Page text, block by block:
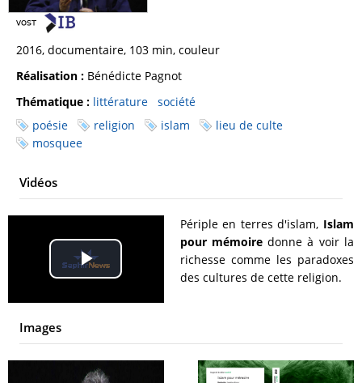
2016, documentaire, 103 min, couleur
Réalisation : Bénédicte Pagnot
Thématique : littérature
société
poésie
religion islam
lieu de culte
mosquee
Vidéos
Play
Video
Périple en terres d'islam, Islam
pour mémoiredonne à voir la
richesse comme les paradoxes
des cultures de cette religion.
Images